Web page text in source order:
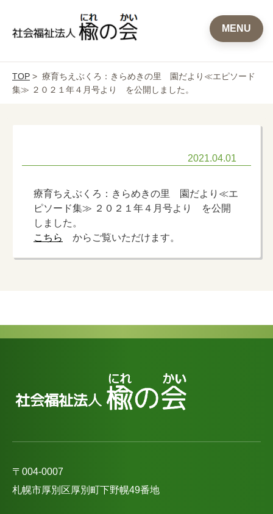
MENU
TOP > 療育ちえぶくろ：きらめきの里 園だより≪エピソード
集≫ ２０２１年４月号より を公開しました。
2021.04.01
療育ちえぶくろ：きらめきの里 園だより≪エ
ピソード集≫ ２０２１年４月号より を公開
しました。
こちら
からご覧いただけます。
〒004-0007
札幌市厚別区厚別町下野幌49番地